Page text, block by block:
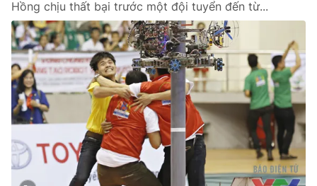
Hồng chịu thất bại trước một đội tuyển đến từ...